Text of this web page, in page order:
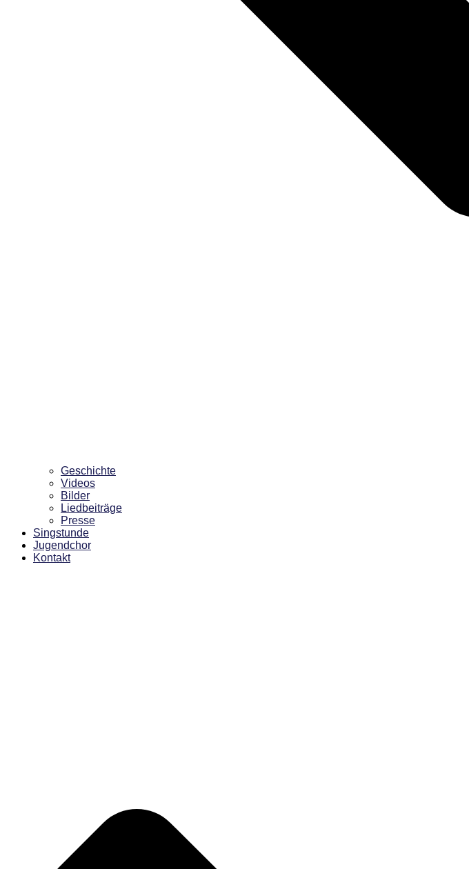
Geschichte
Videos
Bilder
Liedbeiträge
Presse
Singstunde
Jugendchor
Kontakt